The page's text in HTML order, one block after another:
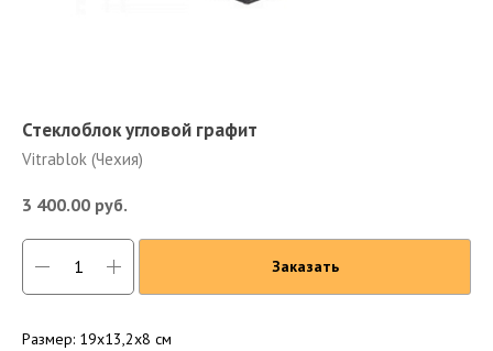
Стеклоблок угловой графит
Vitrablok (Чехия)
3 400.00 руб.
Заказать
Размер: 19x13,2x8 см